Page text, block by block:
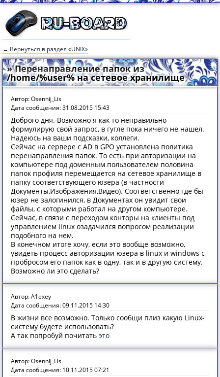
← Вернуться в раздел «UNIX»
» Перенаправление папок из
/home/%user% на сетевое хранилище
Автор: Osennij_Lis
Дата сообщения: 31.08.2015 15:43
Доброго дня. Возможно я как то неправильно
формулирую свой запрос, в гугле пока ничего не нашел.
Надеюсь на ваши подсказки, коллеги.
Сейчас на сервере c AD в GPO установлена политика
перенаправления папок. То есть при авторизации на
компьютере под доменным пользователем половина
папок профиля перемещается на сетевое хранилище в
папку соответствующего юзера (в частности
Документы,Изображения,Видео). Соответственно где бы
юзер не залогинился, в Документах он увидит свои
файлы, с которыми работал на другом компьютере.
Сейчас, в связи с переходом конторы на клиенты под
управлением linux озадачился вопросом реализации
подобного на нем.
В конечном итоге хочу, если это вообще возможно,
увидеть процесс авторизации юзера в linux и windows с
пробросом его папок как в одну, так и в другую систему.
Возможно ли это сделать?
Автор: A1exey
Дата сообщения: 09.11.2015 14:30
В жизни все возможно. Только сообщи плиз какую Linux-
систему будете использовать?
А так попробуй почитать это
Автор: Osennij_Lis
Дата сообщения: 10.11.2015 07:21